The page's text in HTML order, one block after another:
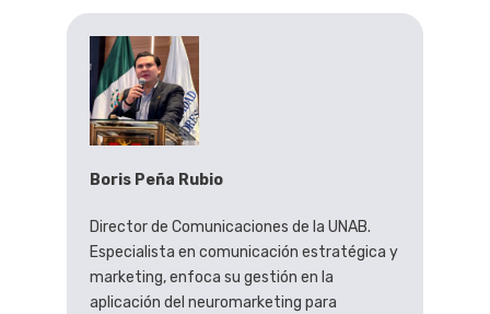
Boris Peña Rubio
Director de Comunicaciones de la UNAB.
Especialista en comunicación estratégica y
marketing, enfoca su gestión en la
aplicación del neuromarketing para